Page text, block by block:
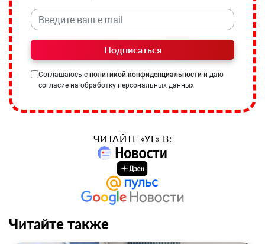
Подписаться
Соглашаюсь с политикой конфиденциальности и даю
согласие на обработку персональных данных
ЧИТАЙТЕ «УГ» В:
Читайте также